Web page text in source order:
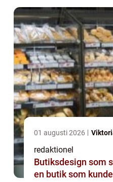
01 augusti 2026
redaktionel
Butiksdesign som
en butik som